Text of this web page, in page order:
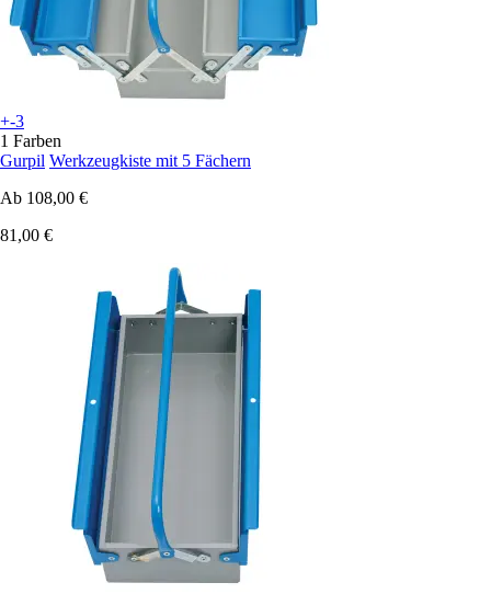
+-3
1 Farben
Gurpil Werkzeugkiste mit 5 Fächern
Ab 108,00 €
81,00 €